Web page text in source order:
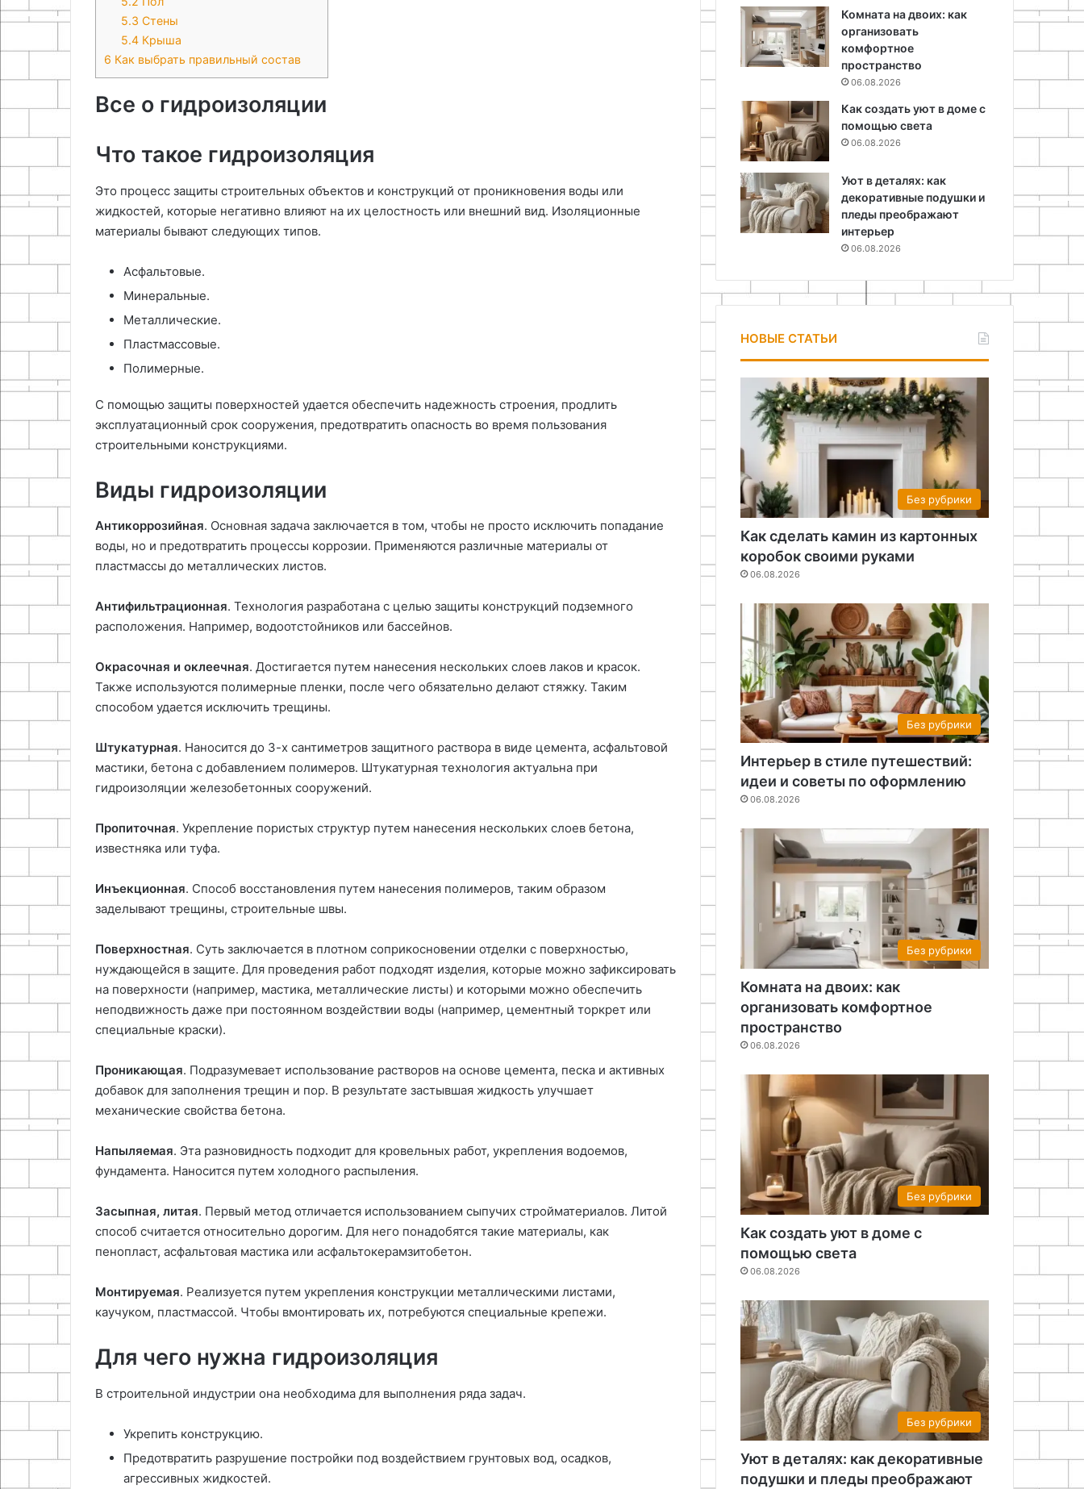
5.3 Стены
5.4 Крыша
6 Как выбрать правильный состав
Все о гидроизоляции
Что такое гидроизоляция
Это процесс защиты строительных объектов и конструкций от проникновения воды или
жидкостей, которые негативно влияют на их целостность или внешний вид. Изоляционные
материалы бывают следующих типов.
Асфальтовые.
Минеральные.
Металлические.
Пластмассовые.
Полимерные.
С помощью защиты поверхностей удается обеспечить надежность строения, продлить
эксплуатационный срок сооружения, предотвратить опасность во время пользования
строительными конструкциями.
Виды гидроизоляции
Антикоррозийная. Основная задача заключается в том, чтобы не просто исключить попадание
воды, но и предотвратить процессы коррозии. Применяются различные материалы от
пластмассы до металлических листов.
Антифильтрационная. Технология разработана с целью защиты конструкций подземного
расположения. Например, водоотстойников или бассейнов.
Окрасочная и оклеечная. Достигается путем нанесения нескольких слоев лаков и красок.
Также используются полимерные пленки, после чего обязательно делают стяжку. Таким
способом удается исключить трещины.
Штукатурная. Наносится до 3-х сантиметров защитного раствора в виде цемента, асфальтовой
мастики, бетона с добавлением полимеров. Штукатурная технология актуальна при
гидроизоляции железобетонных сооружений.
Пропиточная. Укрепление пористых структур путем нанесения нескольких слоев бетона,
известняка или туфа.
Инъекционная. Способ восстановления путем нанесения полимеров, таким образом
заделывают трещины, строительные швы.
Поверхностная. Суть заключается в плотном соприкосновении отделки с поверхностью,
нуждающейся в защите. Для проведения работ подходят изделия, которые можно зафиксировать
на поверхности (например, мастика, металлические листы) и которыми можно обеспечить
неподвижность даже при постоянном воздействии воды (например, цементный торкрет или
специальные краски).
Проникающая. Подразумевает использование растворов на основе цемента, песка и активных
добавок для заполнения трещин и пор. В результате застывшая жидкость улучшает
механические свойства бетона.
Напыляемая. Эта разновидность подходит для кровельных работ, укрепления водоемов,
фундамента. Наносится путем холодного распыления.
Засыпная, литая. Первый метод отличается использованием сыпучих стройматериалов. Литой
способ считается относительно дорогим. Для него понадобятся такие материалы, как
пенопласт, асфальтовая мастика или асфальтокерамзитобетон.
Монтируемая. Реализуется путем укрепления конструкции металлическими листами,
каучуком, пластмассой. Чтобы вмонтировать их, потребуются специальные крепежи.
Для чего нужна гидроизоляция
В строительной индустрии она необходима для выполнения ряда задач.
Укрепить конструкцию.
Предотвратить разрушение постройки под воздействием грунтовых вод, осадков,
агрессивных жидкостей.
Комната на двоих: как
организовать
комфортное
пространство
06.08.2026
Как создать уют в доме с
помощью света
06.08.2026
Уют в деталях: как
декоративные подушки и
пледы преображают
интерьер
06.08.2026
НОВЫЕ СТАТЬИ
Без рубрики
Как сделать камин из картонных
коробок своими руками
06.08.2026
Без рубрики
Интерьер в стиле путешествий:
идеи и советы по оформлению
06.08.2026
Без рубрики
Комната на двоих: как
организовать комфортное
пространство
06.08.2026
Без рубрики
Как создать уют в доме с
помощью света
06.08.2026
Без рубрики
Уют в деталях: как декоративные
подушки и пледы преображают